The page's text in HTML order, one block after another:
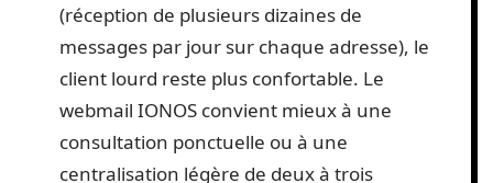
(réception de plusieurs dizaines de
messages par jour sur chaque adresse), le
client lourd reste plus confortable. Le
webmail IONOS convient mieux à une
consultation ponctuelle ou à une
centralisation légère de deux à trois